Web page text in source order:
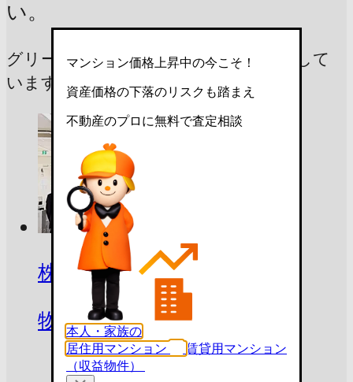
い。
グリーンヒルズ宮下から近い順に表示して
います
株式会社斉丸不動産
物件から
約1.6㎞
マンション価格上昇中の今こそ！
資産価格の下落のリスクも踏まえ
不動産のプロに無料で査定相談
本人・家族の
居住用マンション
賃貸用マンション
（収益物件）